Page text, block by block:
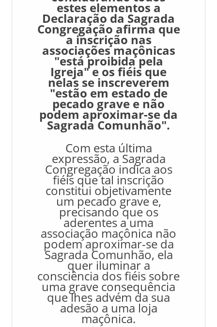
estes elementos a
Declaração da Sagrada
Congregação afirma que
a inscrição nas
associações maçônicas
"está proibida pela
Igreja" e os fiéis que
nelas se inscreverem
"estão em estado de
pecado grave e não
podem aproximar-se da
Sagrada Comunhão".
Com esta última
expressão, a Sagrada
Congregação indica aos
fiéis que tal inscrição
constitui objetivamente
um pecado grave e,
precisando que os
aderentes a uma
associação maçônica não
podem aproximar-se da
Sagrada Comunhão, ela
quer iluminar a
consciência dos fiéis sobre
uma grave consequência
que lhes advém da sua
adesão a uma loja
maçônica.